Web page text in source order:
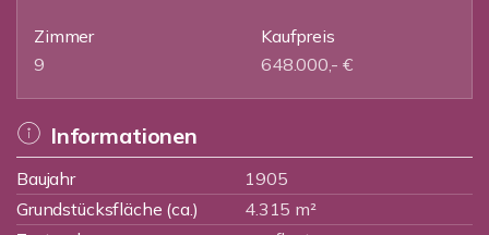
Zimmer
9
Kaufpreis
648.000,- €
Informationen
Baujahr
1905
Grundstücksfläche (ca.)
4.315 m²